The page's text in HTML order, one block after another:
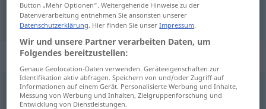
vekja wecken
Synonyme für "wecken"
aufwecken,elektrisieren (ugs.)
Button „Mehr Optionen“. Weitergehende Hinweise zu der
Datenverarbeitung entnehmen Sie ansonsten unserer
Datenschutzerklärung. Hier finden Sie unserImpressum.
Wir und unsere Partner verarbeiten Daten, um
Folgendes bereitzustellen:
Genaue Geolocation-Daten verwenden. Geräteeigenschaften zur
Identifikation aktiv abfragen. Speichern von und/oder Zugriff auf
Informationen auf einem Gerät. Personalisierte Werbung und Inhalte,
Messung von Werbung und Inhalten, Zielgruppenforschung und
Entwicklung von Dienstleistungen.